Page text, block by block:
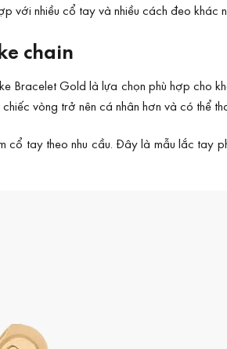
với nhiều cổ tay và nhiều cách đeo khác
chain
Bracelet Gold là lựa chọn phù hợp cho
vòng trở nên cá nhân hơn và có thể
tay theo nhu cầu. Đây là mẫu lắc tay